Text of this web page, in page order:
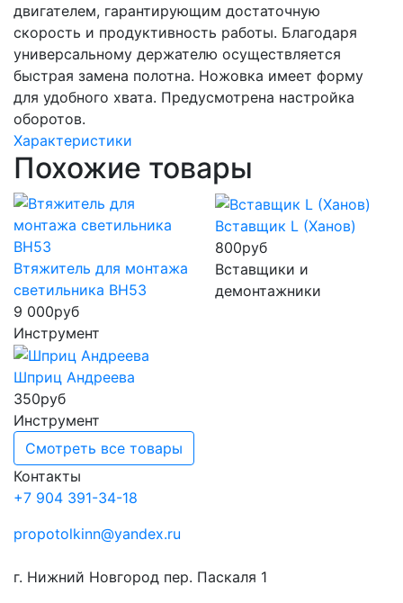
двигателем, гарантирующим достаточную
скорость и продуктивность работы. Благодаря
универсальному держателю осуществляется
быстрая замена полотна. Ножовка имеет форму
для удобного хвата. Предусмотрена настройка
оборотов.
Характеристики
Похожие товары
Втяжитель для монтажа
светильника BH53
9 000руб
Инструмент
Вставщик L (Ханов)
800руб
Вставщики и
демонтажники
Шприц Андреева
350руб
Инструмент
Смотреть все товары
Контакты
+7 904 391-34-18
propotolkinn@yandex.ru
г. Нижний Новгород пер. Паскаля 1